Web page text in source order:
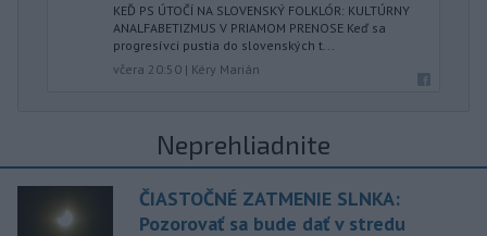
KEĎ PS ÚTOČÍ NA SLOVENSKÝ FOLKLÓR: KULTÚRNY
ANALFABETIZMUS V PRIAMOM PRENOSE Keď sa
progresívci pustia do slovenských t...
včera 20:50 | Kéry Marián
Neprehliadnite
ČIASTOČNÉ ZATMENIE SLNKA:
Pozorovať sa bude dať v stredu